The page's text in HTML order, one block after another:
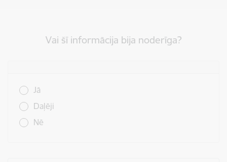
Vai šī informācija bija noderīga?
Jā
Daļēji
Nē